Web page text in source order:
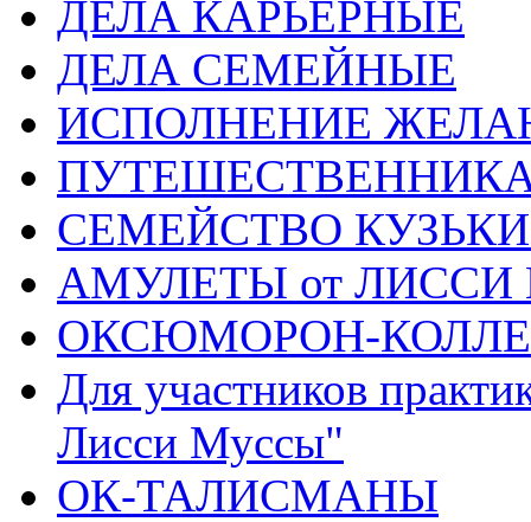
ДЕЛА КАРЬЕРНЫЕ
ДЕЛА СЕМЕЙНЫЕ
ИСПОЛНЕНИЕ
СЕМЕЙСТВО
АМУЛЕТЫ от
ОКСЮМОРОН-
Для участников
Лисси Муссы"
ОК-ТАЛИСМАНЫ